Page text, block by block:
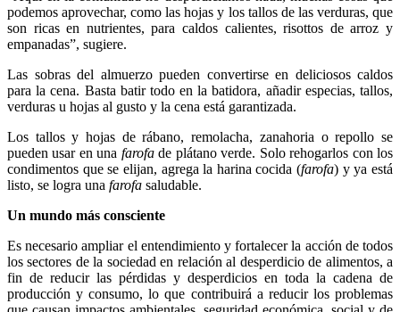
podemos aprovechar, como las hojas y los tallos de las verduras, que
son ricas en nutrientes, para caldos calientes, risottos de arroz y
empanadas”, sugiere.
Las sobras del almuerzo pueden convertirse en deliciosos caldos
para la cena. Basta batir todo en la batidora, añadir especias, tallos,
verduras u hojas al gusto y la cena está garantizada.
Los tallos y hojas de rábano, remolacha, zanahoria o repollo se
pueden usar en una farofade plátano verde. Solo rehogarlos con los
condimentos que se elijan, agrega la harina cocida (farofa) y ya está
listo, se logra una farofa saludable.
Un mundo más consciente
Es necesario ampliar el entendimiento y fortalecer la acción de todos
los sectores de la sociedad en relación al desperdicio de alimentos, a
fin de reducir las pérdidas y desperdicios en toda la cadena de
producción y consumo, lo que contribuirá a reducir los problemas